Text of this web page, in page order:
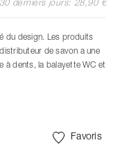
derniers jours: 28,90 €
du design. Les produits
de savon a une
à dents, la balayette WC et
Favoris